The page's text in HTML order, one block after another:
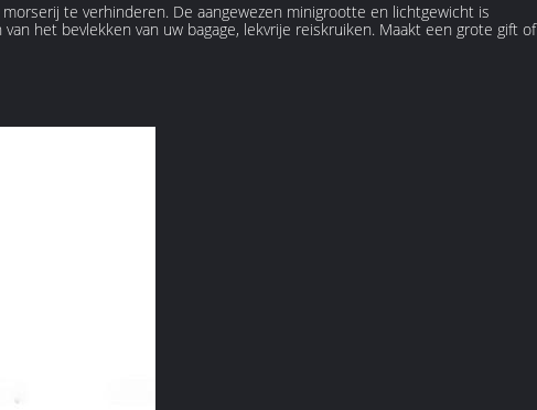
te verhinderen. De aangewezen minigrootte en lichtgewicht is
het bevlekken van uw bagage, lekvrije reiskruiken. Maakt een grote gift of